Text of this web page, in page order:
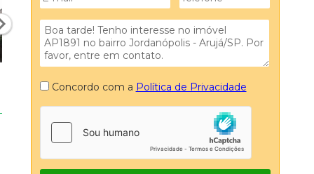
Ibirapitanga (2)
Azaleia (1)
Eko Ville (5)
Sunville, (3)
Lagos Arujá (1)
Santana (2)
Concordo com a Política de Privacidade